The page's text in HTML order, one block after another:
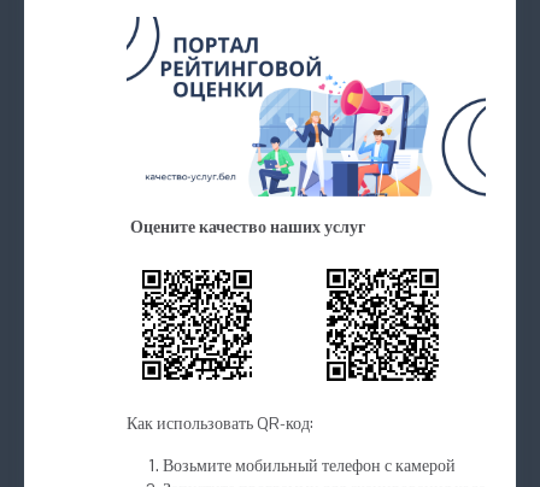
Оцените качество наших услуг
Как использовать QR-код:
Возьмите мобильный телефон с камерой